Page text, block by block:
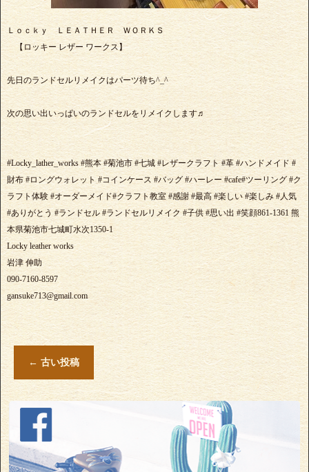
Ｌｏｃｋｙ ＬＥＡＴＨＥＲ ＷＯＲＫＳ
【ロッキー レザー ワークス】
先日のランドセルリメイクはパーツ待ち^_^
次の思い出いっぱいのランドセルをリメイクします♬
#Locky_lather_works #熊本 #菊池市 #七城 #レザークラフト #革 #ハンドメイド #
財布 #ロングウォレット #コインケース #バッグ #ハーレー #cafe#ツーリング #ク
ラフト体験 #オーダーメイド#クラフト教室 #感謝 #最高 #楽しい #楽しみ #人気
#ありがとう #ランドセル #ランドセルリメイク #子供 #思い出 #笑顔861-1361 熊
本県菊池市七城町水次1350-1
Locky leather works
岩津 伸助
090-7160-8597
gansuke713@gmail.com
← 古い投稿